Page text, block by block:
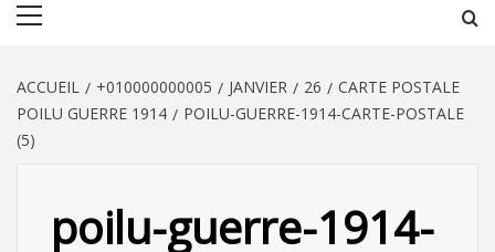
ACCUEIL +010000000005 JANVIER 26
CARTE POSTALE
POILU GUERRE 1914
POILU-GUERRE-1914-CARTE-POSTALE
(5)
poilu-guerre-1914-